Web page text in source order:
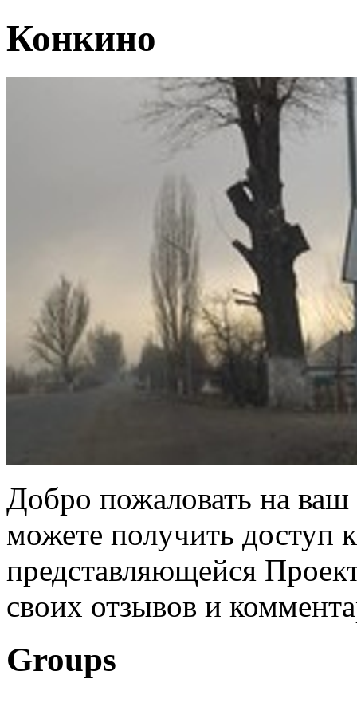
Конкино
Добро пожаловать на
можете получить доступ
представляющейся
своих отзывов и
Groups